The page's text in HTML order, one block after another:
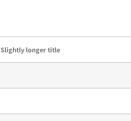
Slightly longer title